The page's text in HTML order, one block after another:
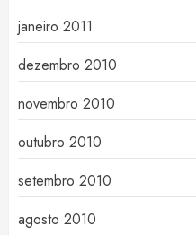
janeiro 2011
dezembro 2010
novembro 2010
outubro 2010
setembro 2010
agosto 2010